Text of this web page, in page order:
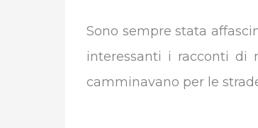
Sono sempre stata
interessanti i racconti di
camminavano per le